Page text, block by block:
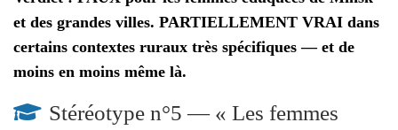
et des grandes villes. PARTIELLEMENT VRAI dans
certains contextes ruraux très spécifiques — et de
moins en moins même là.
Stéréotype n°5 — « Les femmes